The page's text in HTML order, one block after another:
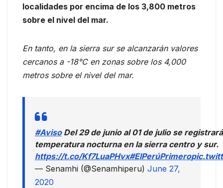
localidades por encima de los 3,800 metros
sobre el nivel del mar.
En tanto, en la sierra sur se alcanzarán valores
cercanos a -18°C en zonas sobre los 4,000
metros sobre el nivel del mar.
#AvisoDel 29 de junio al 01 de julio se
temperatura nocturna en la sierra centro y sur.
https://t.co/Kf7LuaPHvx#ElPerúPrimero
— Senamhi (@Senamhiperu) June 27,
2020